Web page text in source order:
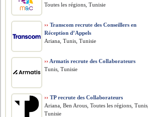
Toutes les régions, Tunisie
›› Transcom recrute des Conseillers en
Réception d’Appels
Ariana, Tunis, Tunisie
›› Armatis recrute des Collaborateurs
Tunis, Tunisie
›› TP recrute des Collaborateurs
Ariana, Ben Arous, Toutes les régions, Tunis,
Tunisie